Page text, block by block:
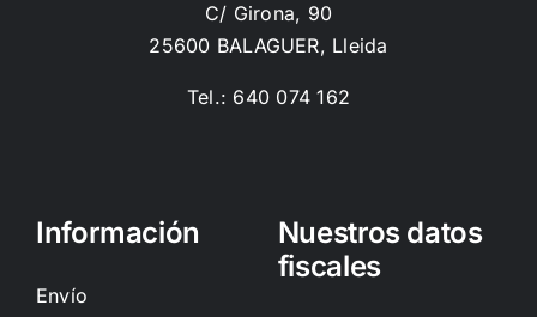
C/ Girona, 90
25600 BALAGUER, Lleida
Tel.: 640 074 162
Información
Envío
Nuestros datos
fiscales